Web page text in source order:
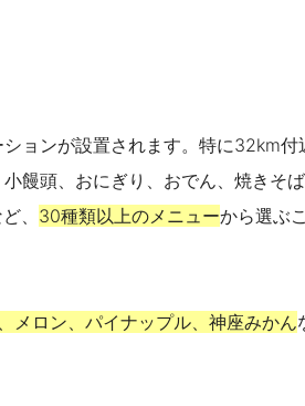
ョンが設置されます。特に32km付
饅頭、おにぎり、おでん、焼きそ
、 30種類以上のメニューから選ぶ
メロン、パイナップル、神座みかん